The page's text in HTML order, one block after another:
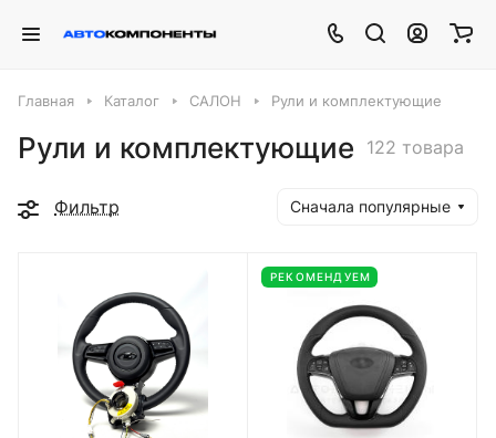
Главная Каталог САЛОН Рули и комплектующие
Рули и комплектующие 122 товара
Фильтр Сначала популярные
РЕКОМЕНДУЕМ